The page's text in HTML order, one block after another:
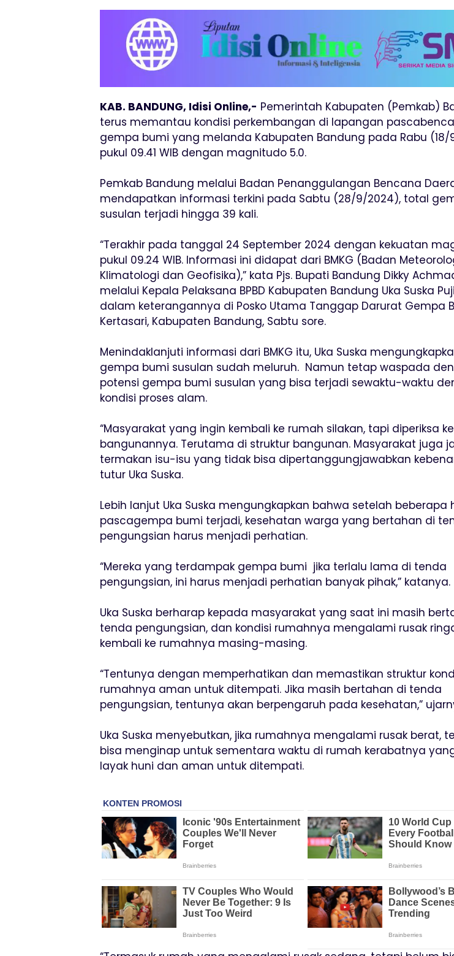
KAB. BANDUNG, Idisi Online,- Pemerintah Kabupaten (Pemkab)
terus memantau kondisi perkembangan di lapangan
gempa bumi yang melanda Kabupaten Bandung pada Rabu (18/
pukul 09.41 WIB dengan magnitudo 5.0.
Pemkab Bandung melalui Badan Penanggulangan Bencana
mendapatkan informasi terkini pada Sabtu (28/9/2024), total
susulan terjadi hingga 39 kali.
“Terakhir pada tanggal 24 September 2024 dengan kekuatan
pukul 09.24 WIB. Informasi ini didapat dari BMKG (Badan
Klimatologi dan Geofisika),” kata Pjs. Bupati Bandung Dikky
melalui Kepala Pelaksana BPBD Kabupaten Bandung Uka Suska
dalam keterangannya di Posko Utama Tanggap Darurat Gempa
Kertasari, Kabupaten Bandung, Sabtu sore.
Menindaklanjuti informasi dari BMKG itu, Uka Suska
gempa bumi susulan sudah meluruh. Namun tetap waspada
potensi gempa bumi susulan yang bisa terjadi sewaktu-waktu
kondisi proses alam.
“Masyarakat yang ingin kembali ke rumah silakan, tapi diperiksa
bangunannya. Terutama di struktur bangunan. Masyarakat juga
termakan isu-isu yang tidak bisa dipertanggungjawabkan
tutur Uka Suska.
Lebih lanjut Uka Suska mengungkapkan bahwa setelah beberapa
pascagempa bumi terjadi, kesehatan warga yang bertahan di
pengungsian harus menjadi perhatian.
“Mereka yang terdampak gempa bumi jika terlalu lama di tenda
pengungsian, ini harus menjadi perhatian banyak pihak,” katanya.
Uka Suska berharap kepada masyarakat yang saat ini masih
tenda pengungsian, dan kondisi rumahnya mengalami rusak
kembali ke rumahnya masing-masing.
“Tentunya dengan memperhatikan dan memastikan struktur
rumahnya aman untuk ditempati. Jika masih bertahan di tenda
pengungsian, tentunya akan berpengaruh pada kesehatan,”
Uka Suska menyebutkan, jika rumahnya mengalami rusak berat,
bisa menginap untuk sementara waktu di rumah kerabatnya
layak huni dan aman untuk ditempati.